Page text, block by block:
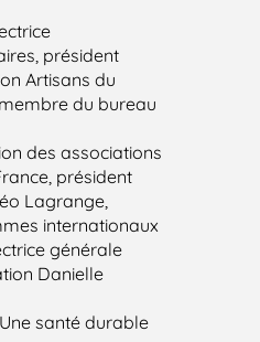
président
Artisans du
du bureau
des associations
président
Lagrange,
internationaux
générale
Danielle
santé durable